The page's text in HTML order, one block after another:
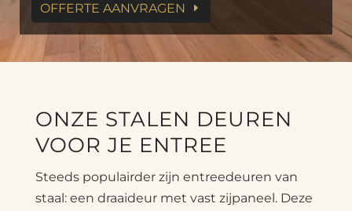
OFFERTE AANVRAGEN
ONZE STALEN DEUREN
VOOR JE ENTREE
Steeds populairder zijn entreedeuren van
staal: een draaideur met vast zijpaneel. Deze